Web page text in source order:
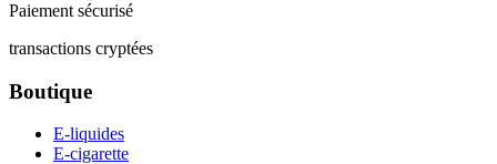
Paiement sécurisé
transactions cryptées
Boutique
E-liquides
E-cigarette